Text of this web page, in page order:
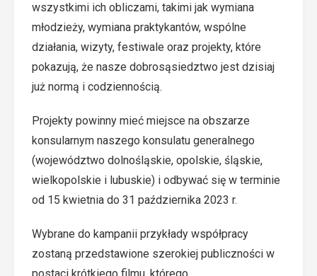
wszystkimi ich obliczami, takimi jak wymiana
młodzieży, wymiana praktykantów, wspólne
działania, wizyty, festiwale oraz projekty, które
pokazują, że nasze dobrosąsiedztwo jest dzisiaj
już normą i codziennością.
Projekty powinny mieć miejsce na obszarze
konsularnym naszego konsulatu generalnego
(województwo dolnośląskie, opolskie, śląskie,
wielkopolskie i lubuskie) i odbywać się w terminie
od 15 kwietnia do 31 października 2023 r.
Wybrane do kampanii przykłady współpracy
zostaną przedstawione szerokiej publiczności w